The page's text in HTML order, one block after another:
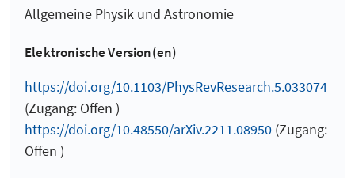
Allgemeine Physik und Astronomie
Elektronische Version(en)
https://doi.org/10.1103/PhysRevResearch.5.033074
(Zugang: Offen )
https://doi.org/10.48550/arXiv.2211.08950 (Zugang:
Offen )